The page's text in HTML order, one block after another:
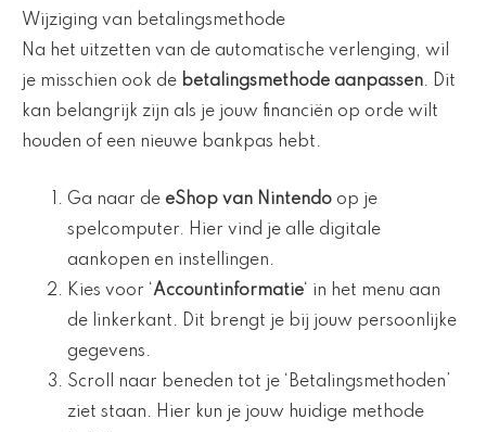
Wijziging van betalingsmethode
Na het uitzetten van de automatische verlenging, wil
je misschien ook de betalingsmethode aanpassen. Dit
kan belangrijk zijn als je jouw financiën op orde wilt
houden of een nieuwe bankpas hebt.
Ga naar de eShop van Nintendo op je
spelcomputer. Hier vind je alle digitale
aankopen en instellingen.
Kies voor ‘ Accountinformatie ‘ in het menu aan
de linkerkant. Dit brengt je bij jouw persoonlijke
gegevens.
Scroll naar beneden tot je ‘Betalingsmethoden’
ziet staan. Hier kun je jouw huidige methode